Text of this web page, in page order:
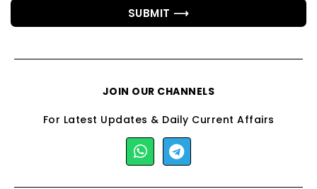
SUBMIT ⟶
JOIN OUR CHANNELS
For Latest Updates & Daily Current Affairs